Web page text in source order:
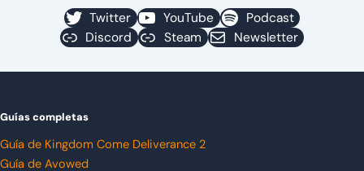
Twitter YouTube
Podcast
Discord
Steam Newsletter
Guías completas
Guía de Kingdom Come Deliverance 2
Guía de Avowed